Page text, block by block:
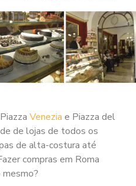
Venezia e Piazza del
de lojas de todos os
de alta-costura até
compras em Roma
mesmo?